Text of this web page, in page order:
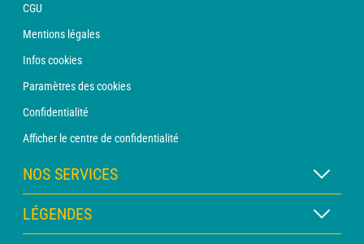
CGU
Mentions légales
Infos cookies
Paramètres des cookies
Confidentialité
Afficher le centre de confidentialité
NOS SERVICES
Abonnement METEO Xpert
Abonnement METEO PRO
LÉGENDES